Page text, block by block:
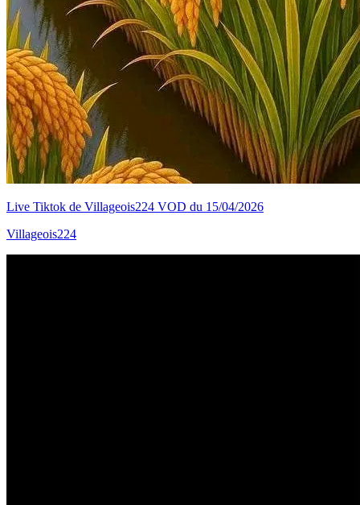
Live Tiktok de Villageois224 VOD du 15/04/2026
Villageois224